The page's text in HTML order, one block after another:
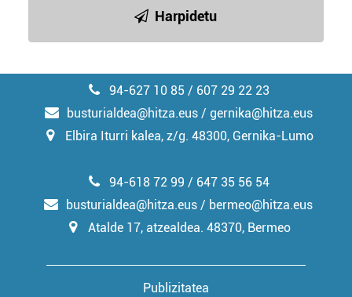
Harpidetu
94-627 10 85 / 607 29 22 23
busturialdea@hitza.eus / gernika@hitza.eus
Elbira Iturri kalea, z/g. 48300, Gernika-Lumo
Publizitatea
94-618 72 99 / 647 35 56 54
busturialdea@hitza.eus / bermeo@hitza.eus
Atalde 17, atzealdea. 48370, Bermeo